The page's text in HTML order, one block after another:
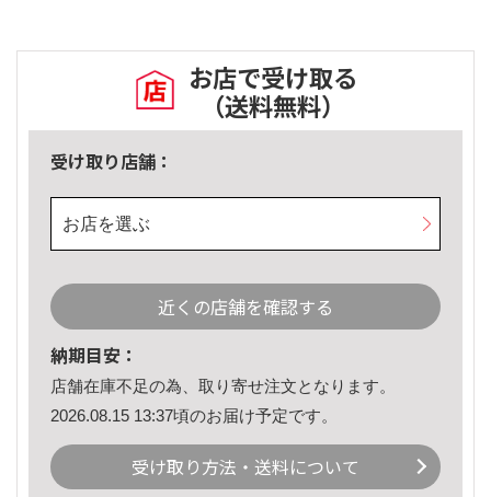
お店で受け取る
（送料無料）
受け取り店舗：
お店を選ぶ
近くの店舗を確認する
納期目安：
店舗在庫不足の為、取り寄せ注文となります。
2026.08.15 13:37頃のお届け予定です。
受け取り方法・送料について